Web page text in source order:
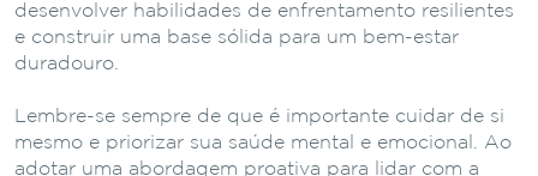
desenvolver habilidades de enfrentamento resilientes
e construir uma base sólida para um bem-estar
duradouro.
Lembre-se sempre de que é importante cuidar de si
mesmo e priorizar sua saúde mental e emocional. Ao
adotar uma abordagem proativa para lidar com a